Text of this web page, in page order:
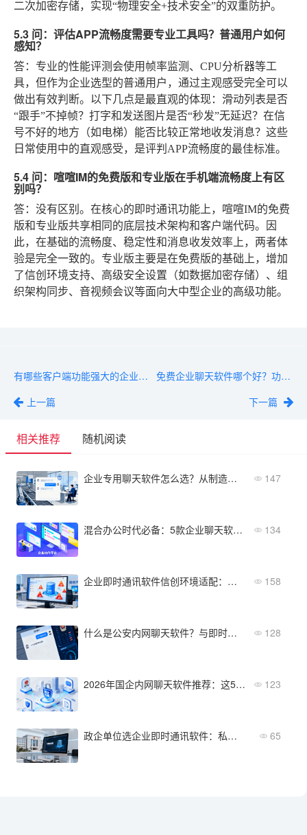
二次加密存储，实现“物理安全+技术安全”的双重防护。
5.3 问：评估APP流畅度需要专业工具吗？普通用户如何
感知？
答：专业的性能评测会使用帧率监测、CPU分析器等工
具，但作为企业选型的普通用户，通过主观感受完全可以
做出有效判断。以下几点是最直观的体现：滑动列表是否
“跟手”不掉帧？打字和发送图片是否“秒发”无延迟？在信
号不好的地方（如电梯）能否比较正常地收发消息？这些
日常使用中的直观感受，是评判APP流畅度的最佳标准。
5.4 问：喧喧IM的免费版和专业版在手机端流畅度上有区
别吗？
答：没有区别。在核心的即时通讯功能上，喧喧IM的免费
版和专业版共享相同的底层技术架构和客户端代码。因
此，在基础的流畅度、稳定性和消息收发效率上，两者体
验是完全一致的。专业版主要是在免费版的基础上，增加
了信创环境支持、高级安全设置（如数据加密存储）、组
织架构同步、音视频会议等面向大中型企业的高级功能。
有哪些客户端功能强大的企业聊天软件？5款推荐
上一篇
免费企业聊天软件哪个好？功能限制与升级成本分析
下一篇
相关推荐 随机阅读
企业专用聊天软件怎么选？从制造业到金融业方案 147
混合办公时代必备：5款企业聊天软件办公方案 134
企业即时通讯软件信创环境适配：国产数据库常见坑点 158
什么是公安内网聊天软件？与即时通讯的区别与典型场景 128
2026年国企内网聊天软件推荐：这5款最受央企信赖 123
政企单位选企业即时通讯软件：私有化部署为什么是硬门槛？ 65